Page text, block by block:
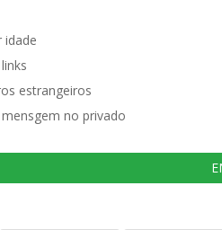
idade
estrangeiros
no privado